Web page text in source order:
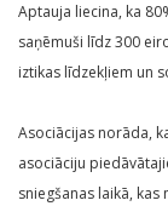
Aptauja liecina, ka
saņēmuši līdz 300
iztikas līdzekļiem un
Asociācijas norāda,
asociāciju
sniegšanas laikā,